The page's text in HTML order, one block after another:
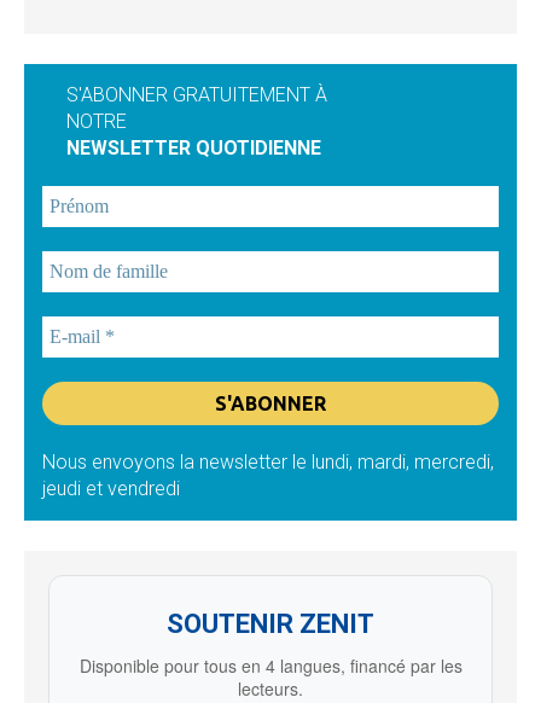
S'ABONNER GRATUITEMENT À
NOTRE
NEWSLETTER QUOTIDIENNE
Nous envoyons la newsletter le lundi, mardi, mercredi,
jeudi et vendredi
SOUTENIR ZENIT
Disponible pour tous en 4 langues, financé par les
lecteurs.